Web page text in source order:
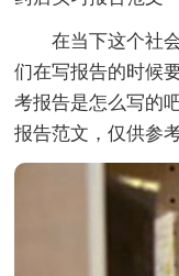
在当下这个社会
们在写报告的时候
考报告是怎么写的
报告范文，仅供参